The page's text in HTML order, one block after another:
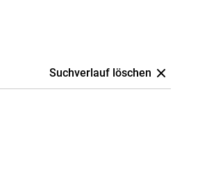
Suchverlauf löschen